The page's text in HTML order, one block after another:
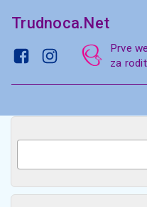
Trudnoca.Net
Prve
za